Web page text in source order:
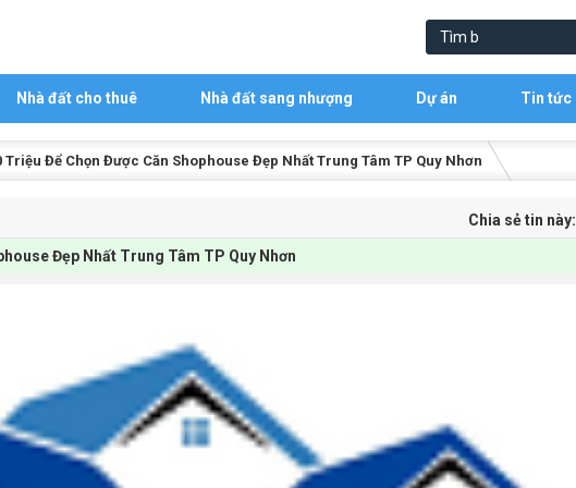
Nhà đất cho thuê Nhà đất sang nhượng Dự án Tin tức
Triệu Để Chọn Được Căn Shophouse Đẹp Nhất Trung Tâm TP Quy Nhơn
Chia sẻ tin này:
Đẹp Nhất Trung Tâm TP Quy Nhơn